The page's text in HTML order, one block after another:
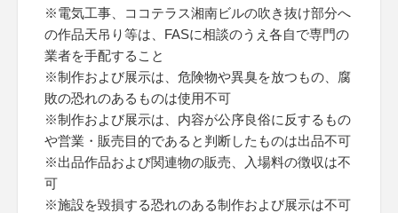
※電気工事、ココテラス湘南ビルの吹き抜け部分へ
の作品天吊り等は、FASに相談のうえ各自で専門の
業者を手配すること
※制作および展示は、危険物や異臭を放つもの、腐
敗の恐れのあるものは使用不可
※制作および展示は、内容が公序良俗に反するもの
や営業・販売目的であると判断したものは出品不可
※出品作品および関連物の販売、入場料の徴収は不
可
※施設を毀損する恐れのある制作および展示は不可